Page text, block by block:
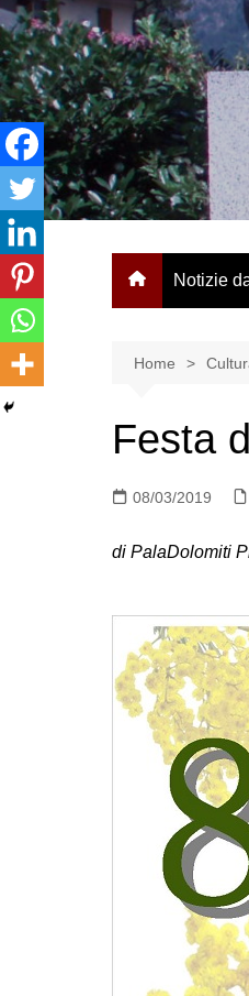
Salta
al
contenuto
Notizie
Home
Festa
08/03/2019
di PalaDolomiti